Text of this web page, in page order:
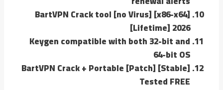
BartVPN Crack tool [no Virus] [x86-x64]
[Lifetime] 2026
Keygen compatible with both 32-bit and
64-bit OS
BartVPN Crack + Portable [Patch] [Stable]
Tested FREE